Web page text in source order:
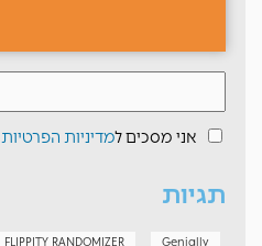
אני מסכים למדיניות הפרטיות
תגיות
FLIPPITY RANDOMIZER Genially